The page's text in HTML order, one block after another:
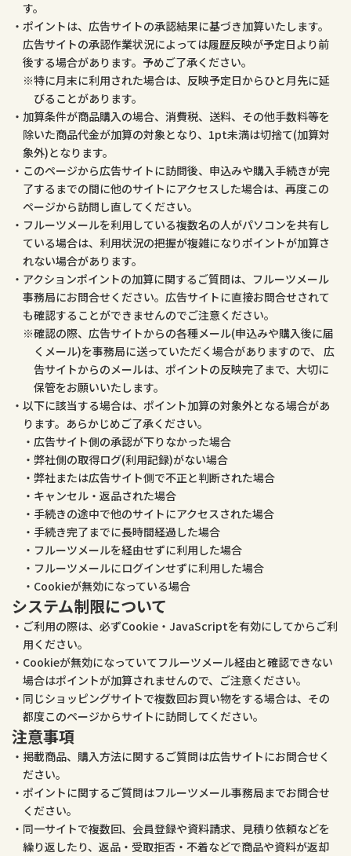
す。
ポイントは、広告サイトの承認結果に基づき加算いたします。
広告サイトの承認作業状況によっては履歴反映が予定日より前
後する場合があります。予めご了承ください。
特に月末に利用された場合は、反映予定日からひと月先に延
びることがあります。
加算条件が商品購入の場合、消費税、送料、その他手数料等を
除いた商品代金が加算の対象となり、1pt未満は切捨て(加算対
象外)となります。
このページから広告サイトに訪問後、申込みや購入手続きが完
了するまでの間に他のサイトにアクセスした場合は、再度この
ページから訪問し直してください。
フルーツメールを利用している複数名の人がパソコンを共有し
ている場合は、利用状況の把握が複雑になりポイントが加算さ
れない場合があります。
アクションポイントの加算に関するご質問は、フルーツメール
事務局にお問合せください。広告サイトに直接お問合せされて
も確認することができませんのでご注意ください。
確認の際、広告サイトからの各種メール(申込みや購入後に届
くメール)を事務局に送っていただく場合がありますので、 広
告サイトからのメールは、ポイントの反映完了まで、大切に
保管をお願いいたします。
以下に該当する場合は、ポイント加算の対象外となる場合があ
ります。あらかじめご了承ください。
広告サイト側の承認が下りなかった場合
弊社側の取得ログ(利用記録)がない場合
弊社または広告サイト側で不正と判断された場合
キャンセル・返品された場合
手続きの途中で他のサイトにアクセスされた場合
手続き完了までに長時間経過した場合
フルーツメールを経由せずに利用した場合
フルーツメールにログインせずに利用した場合
Cookieが無効になっている場合
システム制限について
ご利用の際は、必ずCookie・JavaScriptを有効にしてからご利
用ください。
Cookieが無効になっていてフルーツメール経由と確認できない
場合はポイントが加算されませんので、ご注意ください。
同じショッピングサイトで複数回お買い物をする場合は、その
都度このページからサイトに訪問してください。
注意事項
掲載商品、購入方法に関するご質問は広告サイトにお問合せく
ださい。
ポイントに関するご質問はフルーツメール事務局までお問合せ
ください。
同一サイトで複数回、会員登録や資料請求、見積り依頼などを
繰り返したり、返品・受取拒否・不着などで商品や資料が返却